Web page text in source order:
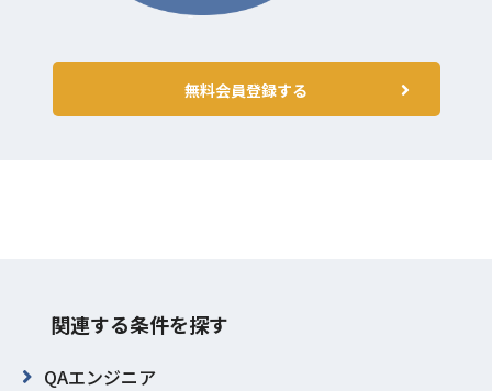
無料会員登録する
関連する条件を探す
QAエンジニア